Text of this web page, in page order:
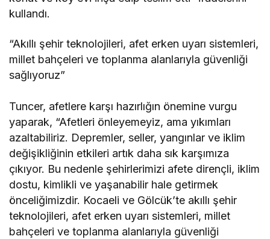
kullandı.
“Akıllı şehir teknolojileri, afet erken uyarı sistemleri,
millet bahçeleri ve toplanma alanlarıyla güvenliği
sağlıyoruz”
Tuncer, afetlere karşı hazırlığın önemine vurgu
yaparak, “Afetleri önleyemeyiz, ama yıkımları
azaltabiliriz. Depremler, seller, yangınlar ve iklim
değişikliğinin etkileri artık daha sık karşımıza
çıkıyor. Bu nedenle şehirlerimizi afete dirençli, iklim
dostu, kimlikli ve yaşanabilir hale getirmek
önceliğimizdir. Kocaeli ve Gölcük’te akıllı şehir
teknolojileri, afet erken uyarı sistemleri, millet
bahçeleri ve toplanma alanlarıyla güvenliği